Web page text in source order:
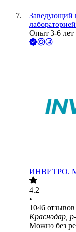
Заведующий
лабораторией
Опыт 3-6 лет
ИНВИТРО.
4.2
•
1046 отзывов
Краснодар,
Можно без